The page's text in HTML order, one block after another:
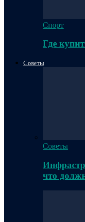
Спорт
Где
Советы
Советы
что